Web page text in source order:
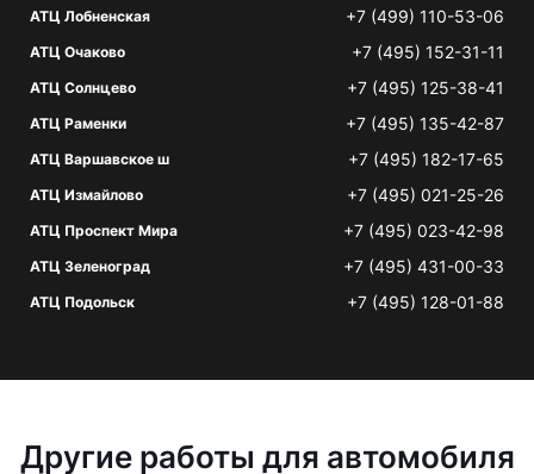
АТЦ Лобненская +7 (499) 110-53-06
АТЦ Очаково +7 (495) 152-31-11
АТЦ Солнцево +7 (495) 125-38-41
АТЦ Раменки +7 (495) 135-42-87
АТЦ Варшавское ш +7 (495) 182-17-65
АТЦ Измайлово +7 (495) 021-25-26
АТЦ Проспект Мира +7 (495) 023-42-98
АТЦ Зеленоград +7 (495) 431-00-33
АТЦ Подольск +7 (495) 128-01-88
Другие работы для автомобиля